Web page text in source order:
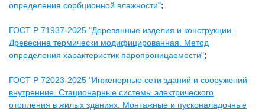
определения сорбционной влажности";
ГОСТ Р 71937-2025 "Деревянные изделия и конструкции.
Древесина термически модифицированная. Метод
определения характеристик паропроницаемости";
ГОСТ Р 72023-2025 "Инженерные сети зданий и сооружений
внутренние. Стационарные системы электрического
отопления в жилых зданиях. Монтажные и пусконаладочные